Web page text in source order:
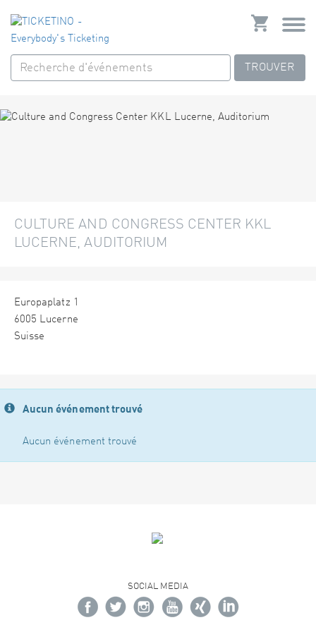
TROUVER
CULTURE AND CONGRESS CENTER KKL
LUCERNE, AUDITORIUM
Europaplatz 1
6005 Lucerne
Suisse
Aucun événement trouvé
Aucun événement trouvé
SOCIAL MEDIA